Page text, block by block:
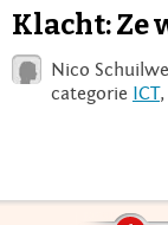
Klacht: Ze
Nico
categorie ICT,